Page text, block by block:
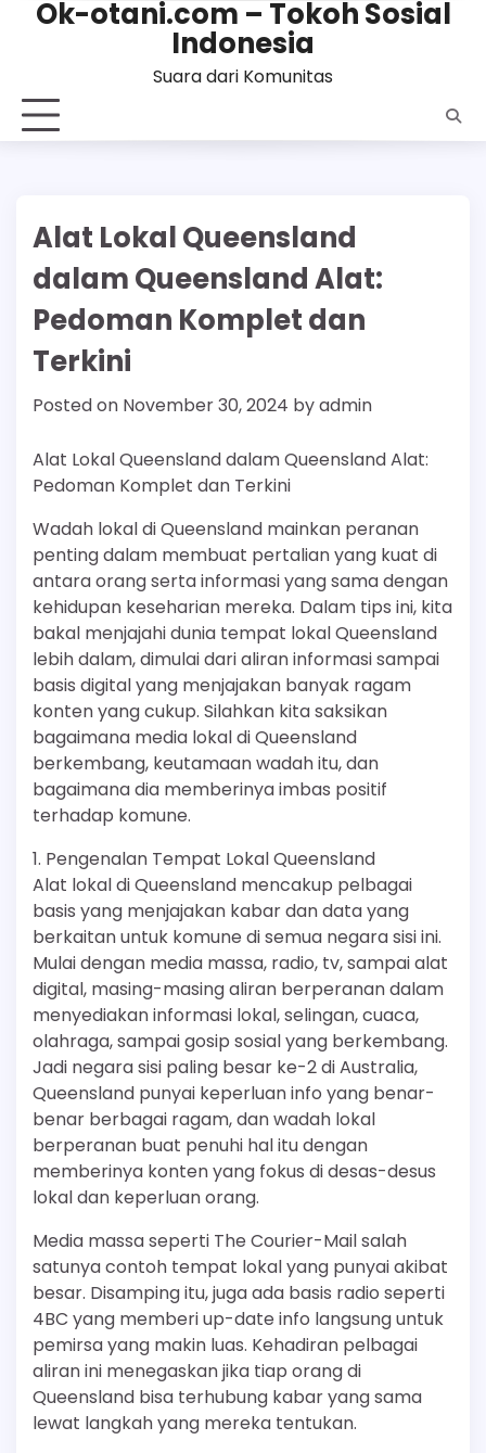
Ok-otani.com – Tokoh Sosial
Indonesia
Suara dari Komunitas
Alat Lokal Queensland
dalam Queensland Alat:
Pedoman Komplet dan
Terkini
Posted on November 30, 2024 byadmin
Alat Lokal Queensland dalam Queensland Alat:
Pedoman Komplet dan Terkini
Wadah lokal di Queensland mainkan peranan
penting dalam membuat pertalian yang kuat di
antara orang serta informasi yang sama dengan
kehidupan keseharian mereka. Dalam tips ini, kita
bakal menjajahi dunia tempat lokal Queensland
lebih dalam, dimulai dari aliran informasi sampai
basis digital yang menjajakan banyak ragam
konten yang cukup. Silahkan kita saksikan
bagaimana media lokal di Queensland
berkembang, keutamaan wadah itu, dan
bagaimana dia memberinya imbas positif
terhadap komune.
1. Pengenalan Tempat Lokal Queensland
Alat lokal di Queensland mencakup pelbagai
basis yang menjajakan kabar dan data yang
berkaitan untuk komune di semua negara sisi ini.
Mulai dengan media massa, radio, tv, sampai alat
digital, masing-masing aliran berperanan dalam
menyediakan informasi lokal, selingan, cuaca,
olahraga, sampai gosip sosial yang berkembang.
Jadi negara sisi paling besar ke-2 di Australia,
Queensland punyai keperluan info yang benar-
benar berbagai ragam, dan wadah lokal
berperanan buat penuhi hal itu dengan
memberinya konten yang fokus di desas-desus
lokal dan keperluan orang.
Media massa seperti The Courier-Mail salah
satunya contoh tempat lokal yang punyai akibat
besar. Disamping itu, juga ada basis radio seperti
4BC yang memberi up-date info langsung untuk
pemirsa yang makin luas. Kehadiran pelbagai
aliran ini menegaskan jika tiap orang di
Queensland bisa terhubung kabar yang sama
lewat langkah yang mereka tentukan.